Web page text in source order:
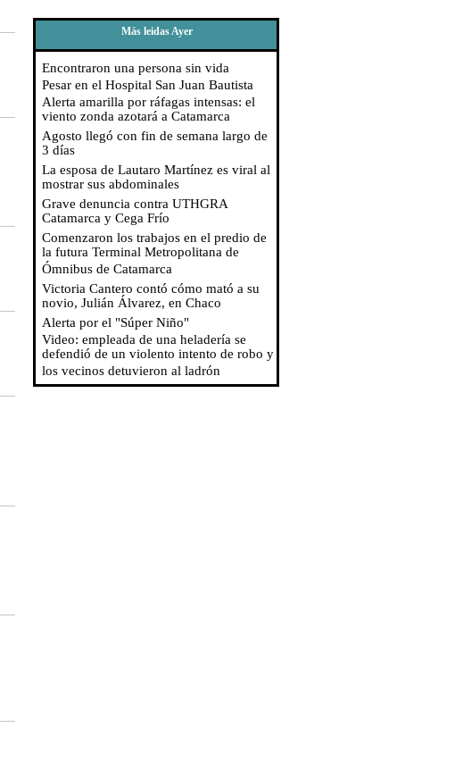
Más leidas Ayer
Encontraron una persona sin vida
Pesar en el Hospital San Juan Bautista
Alerta amarilla por ráfagas intensas: el
viento zonda azotará a Catamarca
Agosto llegó con fin de semana largo de
3 días
La esposa de Lautaro Martínez es viral al
mostrar sus abdominales
Grave denuncia contra UTHGRA
Catamarca y Cega Frío
Comenzaron los trabajos en el predio de
la futura Terminal Metropolitana de
Ómnibus de Catamarca
Victoria Cantero contó cómo mató a su
novio, Julián Álvarez, en Chaco
Alerta por el "Súper Niño"
Video: empleada de una heladería se
defendió de un violento intento de robo y
los vecinos detuvieron al ladrón